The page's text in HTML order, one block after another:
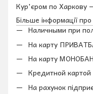
Кур'єром по Харкову
Більше інформації
Наличными при
На карту
На карту
Кредитной картой
На рахунок